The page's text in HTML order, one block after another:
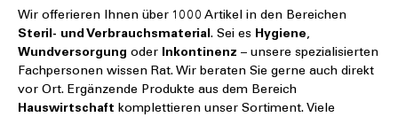
Wir offerieren Ihnen über 1000 Artikel in den Bereichen
Steril- und Verbrauchsmaterial. Sei es Hygiene,
Wundversorgung oder Inkontinenz – unsere spezialisierten
Fachpersonen wissen Rat. Wir beraten Sie gerne auch direkt
vor Ort. Ergänzende Produkte aus dem Bereich
Hauswirtschaft komplettieren unser Sortiment. Viele